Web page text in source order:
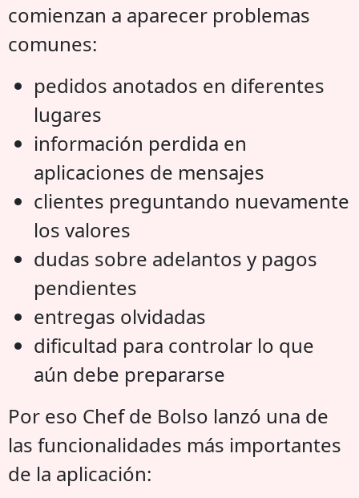
comienzan a aparecer problemas
comunes:
pedidos anotados en diferentes
lugares
información perdida en
aplicaciones de mensajes
clientes preguntando nuevamente
los valores
dudas sobre adelantos y pagos
pendientes
entregas olvidadas
dificultad para controlar lo que
aún debe prepararse
Por eso Chef de Bolso lanzó una de
las funcionalidades más importantes
de la aplicación: